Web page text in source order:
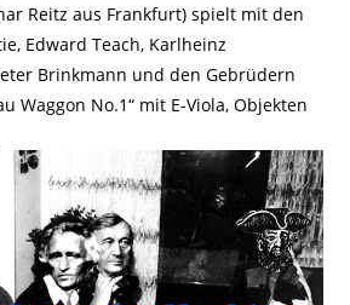
Reitz aus Frankfurt) spielt mit den
Edward Teach, Karlheinz
Brinkmann und den Gebrüdern
Waggon No.1“ mit E-Viola, Objekten